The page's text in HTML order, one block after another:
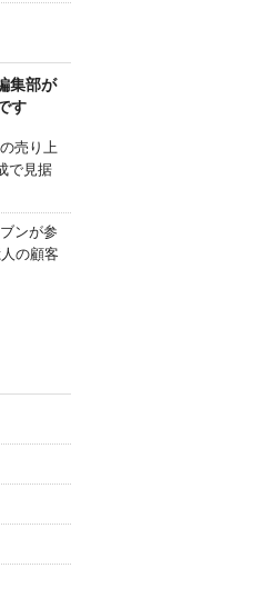
集部が
す
売り上
で見据
ンが参
の顧客